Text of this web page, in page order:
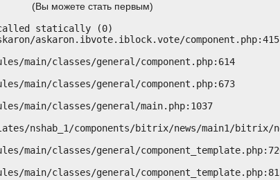
(Вы можете стать первым)
called statically (0)
askaron.ibvote.iblock.vote/component.php:415